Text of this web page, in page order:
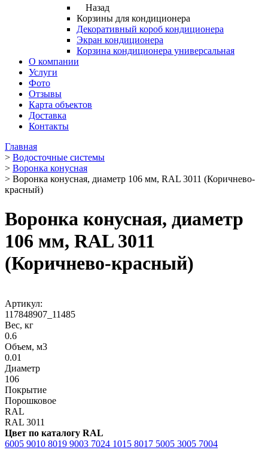
Назад
Корзины для кондиционера
Декоративный короб кондиционера
Экран кондиционера
Корзина кондиционера универсальная
О компании
Услуги
Фото
Отзывы
Карта объектов
Доставка
Контакты
Главная
> Водосточные системы
> Воронка конусная
> Воронка конусная, диаметр 106 мм, RAL 3011 (Коричнево-
красный)
Воронка конусная, диаметр
106 мм, RAL 3011
(Коричнево-красный)
Артикул:
117848907_11485
Вес, кг
0.6
Объем, м3
0.01
Диаметр
106
Покрытие
Порошковое
RAL
RAL 3011
Цвет по каталогу RAL
6005 9010 8019 9003 7024 1015 8017 5005 3005 7004